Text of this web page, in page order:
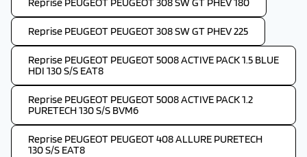
Reprise PEUGEOT PEUGEOT 308 SW GT PHEV 225
Reprise PEUGEOT PEUGEOT 5008 ACTIVE PACK 1.5 BLUE
HDI 130 S/S EAT8
Reprise PEUGEOT PEUGEOT 5008 ACTIVE PACK 1.2
PURETECH 130 S/S BVM6
Reprise PEUGEOT PEUGEOT 408 ALLURE PURETECH
130 S/S EAT8